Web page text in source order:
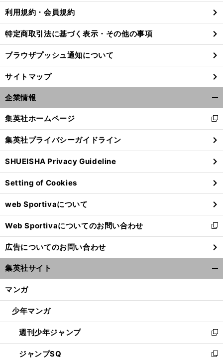
前
利用規約・会員規約
特定商取引法に基づく表示・その他の事項
ブラウザプッシュ通知について
サイトマップ
企業情報
閉
る
集英社ホームページ
新
し
い
ウ
ィ
ン
ド
ウ
で
開
く
集英社プライバシーガイドライン
SHUEISHA Privacy Guideline
Setting of Cookies
web Sportivaについて
Web Sportivaについてのお問い合わせ
新
し
い
ウ
ィ
ン
ウ
開
く
広告についてのお問い合わせ
集英社サイト
マンガ
少年マンガ
週刊少年ジャンプ
新
し
い
ジャンプSQ
新